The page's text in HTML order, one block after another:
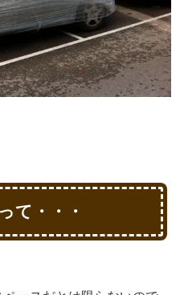
て・・・